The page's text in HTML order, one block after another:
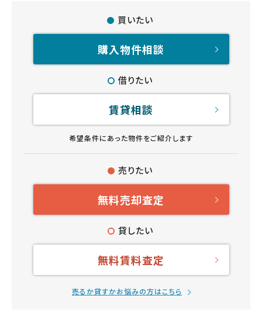
買いたい
購入物件相談
借りたい
賃貸相談
希望条件にあった物件をご紹介します
売りたい
無料売却査定
貸したい
無料賃料査定
売るか貸すかお悩みの方はこちら